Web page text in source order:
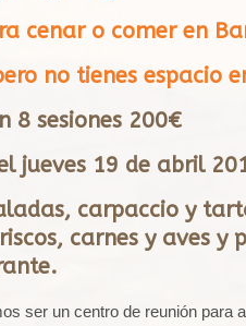
cenar o comer en
no tienes espacio
8 sesiones 200€
jueves 19 de abril
carpaccio y
carnes y aves y
ser un centro de reunión para